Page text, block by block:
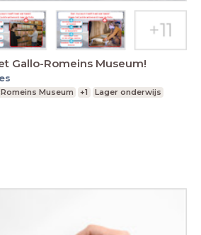
Gallo-Romeins Museum!
Museum +1 Lager onderwijs